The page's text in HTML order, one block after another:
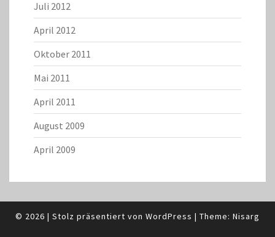
Juli 2012
April 2012
Oktober 2011
Mai 2011
April 2011
August 2009
April 2009
© 2026 | Stolz präsentiert von WordPress | Theme: Nisarg